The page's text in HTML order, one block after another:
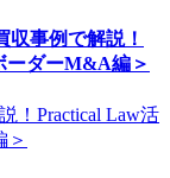
事例で解説！
ーダーM&A編＞